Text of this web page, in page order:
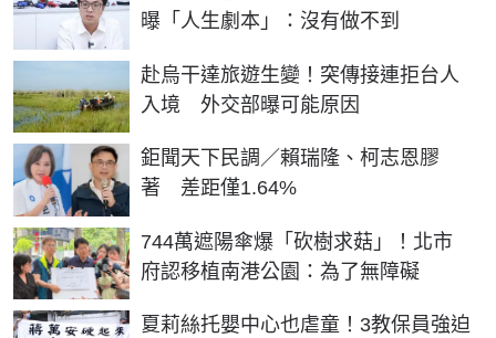
曝「人生劇本」：沒有做不到
赴烏干達旅遊生變！突傳接連拒台人
入境 外交部曝可能原因
鉅聞天下民調／賴瑞隆、柯志恩膠
著 差距僅1.64%
744萬遮陽傘爆「砍樹求菇」！北市
府認移植南港公園：為了無障礙
夏莉絲托嬰中心也虐童！3教保員強迫